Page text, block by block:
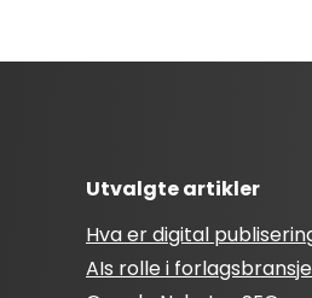
Utvalgte artikler
Hva er digital
AIs rolle i